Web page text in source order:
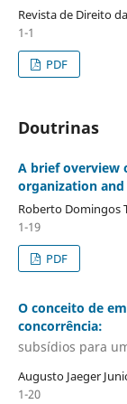
Revista de Direito
1-1
PDF
Doutrinas
A brief overview
organization
Roberto Domingos
1-19
PDF
O conceito de
concorrência:
subsídios para
Augusto Jaeger
1-20